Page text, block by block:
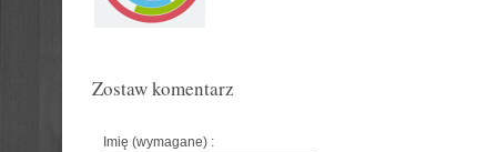
Zostaw komentarz
Imię (wymagane) :